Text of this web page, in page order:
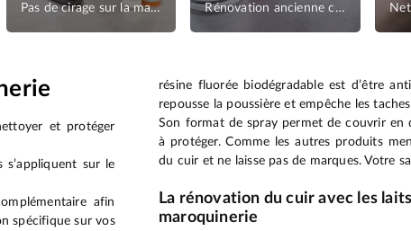
Pas de cirage sur la maroquinerie Rénovation ancienne ceinture
et protéger
s’appliquent sur le
afin
spécifique sur vos
résine fluorée biodégradable est d’être
repousse la poussière et empêche les
Son format de spray permet de couvrir en
à protéger. Comme les autres produits
du cuir et ne laisse pas de marques. Votre
La rénovation du cuir avec les
maroquinerie